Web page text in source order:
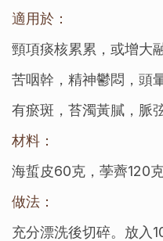
適用於：
頸項痰核累累，或增大
苦咽幹，精神鬱悶，頭
有瘀斑，苔濁黃膩，脈
材料：
海蜇皮60克，荸薺120
做法：
充分漂洗後切碎。放入